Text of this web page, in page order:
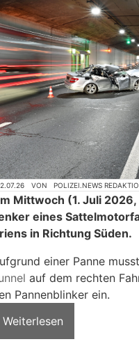
VON POLIZEI.NEWS
Mittwoch (1. Juli
eines
in Richtung Süden.
einer Panne
auf dem rechten
Pannenblinker ein.
Weiterlesen